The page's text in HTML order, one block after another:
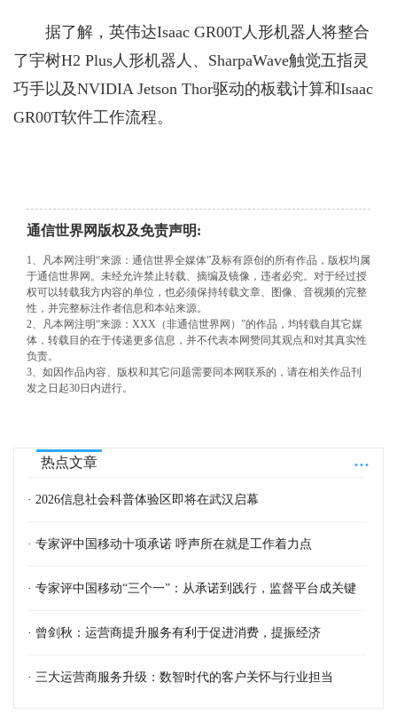
据了解，英伟达Isaac GR00T人形机器人将整合
了宇树H2 Plus人形机器人、SharpaWave触觉五指灵
巧手以及NVIDIA Jetson Thor驱动的板载计算和Isaac
GR00T软件工作流程。
通信世界网版权及免责声明:
1、凡本网注明“来源：通信世界全媒体”及标有原创的所有作品，版权均属
于通信世界网。未经允许禁止转载、摘编及镜像，违者必究。对于经过授
权可以转载我方内容的单位，也必须保持转载文章、图像、音视频的完整
性，并完整标注作者信息和本站来源。
2、凡本网注明“来源：XXX（非通信世界网）”的作品，均转载自其它媒
体，转载目的在于传递更多信息，并不代表本网赞同其观点和对其真实性
负责。
3、如因作品内容、版权和其它问题需要同本网联系的，请在相关作品刊
发之日起30日内进行。
...
热点文章
· 2026信息社会科普体验区即将在武汉启幕
· 专家评中国移动十项承诺 呼声所在就是工作着力点
· 专家评中国移动“三个一”：从承诺到践行，监督平台成关键
· 曾剑秋：运营商提升服务有利于促进消费，提振经济
· 三大运营商服务升级：数智时代的客户关怀与行业担当